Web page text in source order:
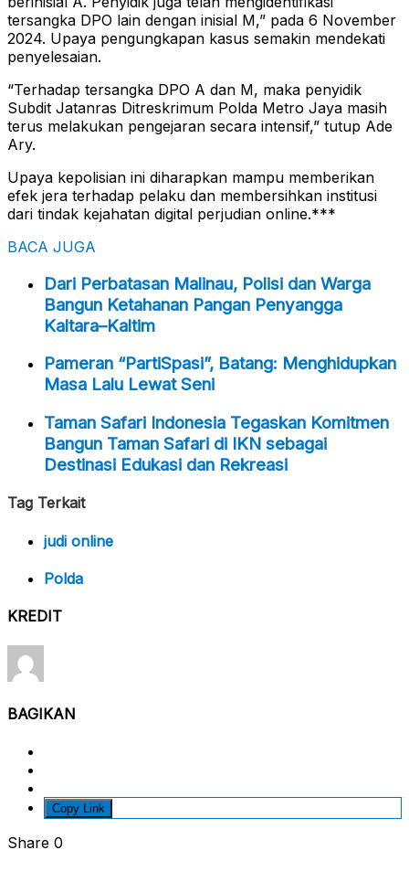
tersangka DPO lain dengan inisial M,” pada 6 November
2024. Upaya pengungkapan kasus semakin mendekati
penyelesaian.
“Terhadap tersangka DPO A dan M, maka penyidik
Subdit Jatanras Ditreskrimum Polda Metro Jaya masih
terus melakukan pengejaran secara intensif,” tutup Ade
Ary.
Upaya kepolisian ini diharapkan mampu memberikan
efek jera terhadap pelaku dan membersihkan institusi
dari tindak kejahatan digital perjudian online.***
BACA JUGA
Dari Perbatasan Malinau, Polisi dan Warga
Bangun Ketahanan Pangan Penyangga
Kaltara–Kaltim
Pameran “PartiSpasi”, Batang: Menghidupkan
Masa Lalu Lewat Seni
Taman Safari Indonesia Tegaskan Komitmen
Bangun Taman Safari di IKN sebagai
Destinasi Edukasi dan Rekreasi
Tag Terkait
judi online
Polda
KREDIT
BAGIKAN
Copy Link
Share 0